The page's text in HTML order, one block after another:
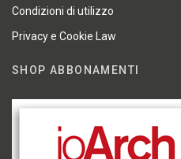
Condizioni di utilizzo
Privacy e Cookie Law
SHOP ABBONAMENTI